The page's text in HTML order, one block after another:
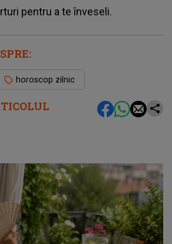
pentru a te înveseli.
horoscop zilnic